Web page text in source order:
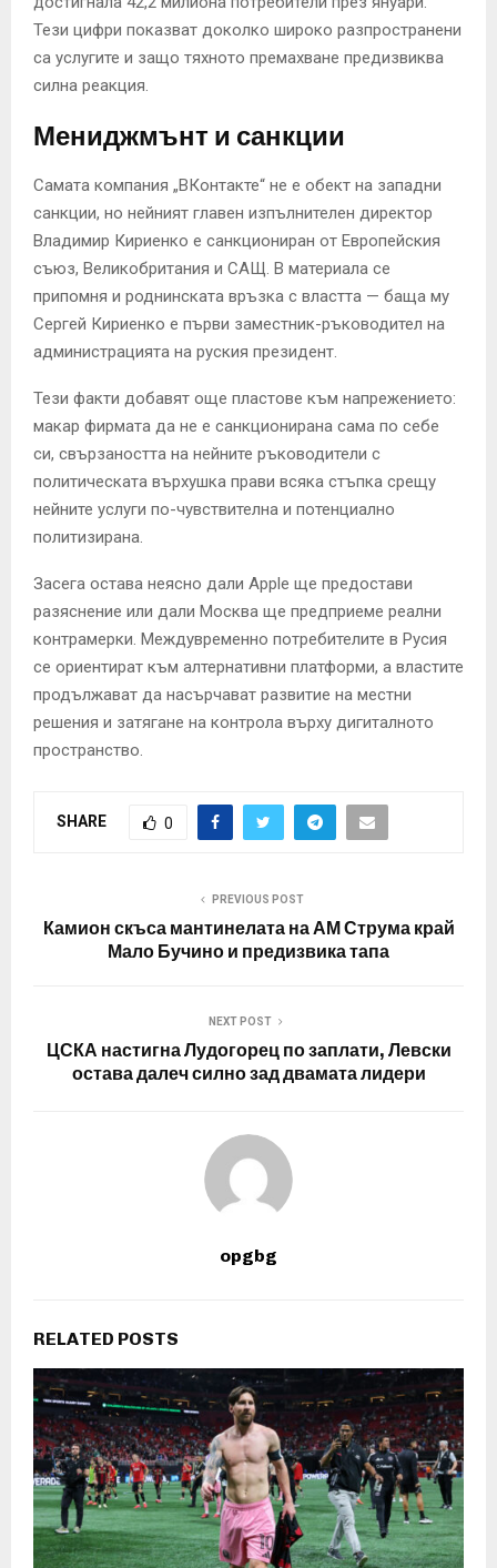
Тези цифри показват доколко широко разпространени
са услугите и защо тяхното премахване предизвиква
силна реакция.
Мениджмънт и санкции
Самата компания „ВКонтакте“ не е обект на западни
санкции, но нейният главен изпълнителен директор
Владимир Кириенко е санкциониран от Европейския
съюз, Великобритания и САЩ. В материала се
припомня и роднинската връзка с властта — баща му
Сергей Кириенко е първи заместник-ръководител на
администрацията на руския президент.
Тези факти добавят още пластове към напрежението:
макар фирмата да не е санкционирана сама по себе
си, свързаността на нейните ръководители с
политическата върхушка прави всяка стъпка срещу
нейните услуги по-чувствителна и потенциално
политизирана.
Засега остава неясно дали Apple ще предостави
разяснение или дали Москва ще предприеме реални
контрамерки. Междувременно потребителите в Русия
се ориентират към алтернативни платформи, а властите
продължават да насърчават развитие на местни
решения и затягане на контрола върху дигиталното
пространство.
SHARE 0
PREVIOUS POST
Камион скъса мантинелата на АМ Струма край
Мало Бучино и предизвика тапа
NEXT POST
ЦСКА настигна Лудогорец по заплати, Левски
остава далеч силно зад двамата лидери
opgbg
RELATED POSTS